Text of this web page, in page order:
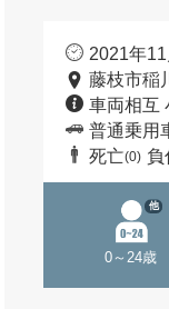
2021年
藤枝市稲
車両相互
普通乗用
死亡(0) 負
0～24歳
他